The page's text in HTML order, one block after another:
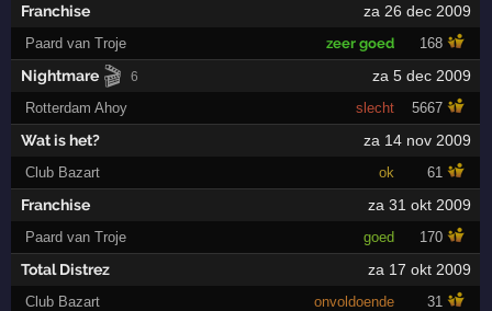
Franchise za 26 dec 2009
Paard van Troje zeer goed 168
Nightmare 🎬 6 za 5 dec 2009
Rotterdam Ahoy slecht 5667
Wat is het? za 14 nov 2009
Club Bazart ok 61
Franchise za 31 okt 2009
Paard van Troje goed 170
Total Distrez za 17 okt 2009
Club Bazart onvoldoende 31